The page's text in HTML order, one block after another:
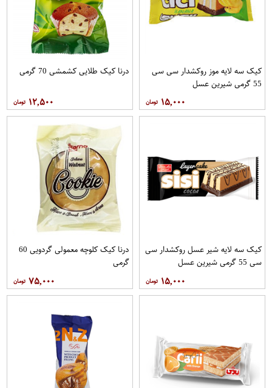
کیک سه لایه موز روکشدار سی سی
55 گرمی شیرین عسل
۱۵,۰۰۰
درنا کیک طلایی کشمشی 70 گرمی
۱۲,۵۰۰
کیک سه لایه شیر عسل روکشدار سی
سی 55 گرمی شیرین عسل
۱۵,۰۰۰
درنا کیک کلوچه معمولی گردویی 60
گرمی
۷۵,۰۰۰